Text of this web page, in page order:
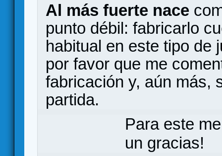
Al más fuerte nace
punto débil: fabricarlo
habitual en este tipo de
por favor que me
fabricación y, aún más,
partida.
Para este
un gracias!